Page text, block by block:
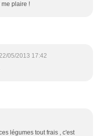
me plaire !
05/2013 17:42
légumes tout frais , c'est